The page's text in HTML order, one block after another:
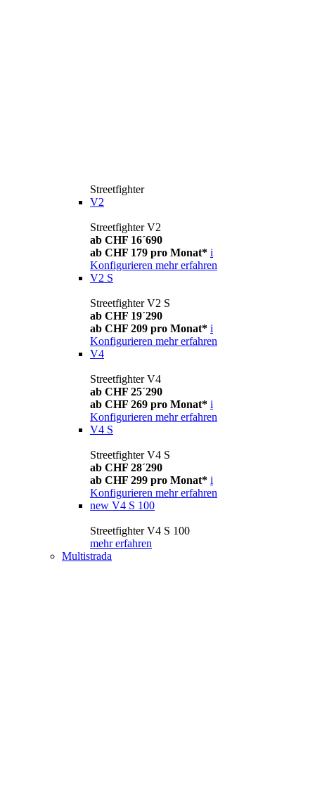
Streetfighter
V2
Streetfighter V2
ab CHF 16´690
ab CHF 179 pro Monat* i
Konfigurieren mehr erfahren
V2 S
Streetfighter V2 S
ab CHF 19´290
ab CHF 209 pro Monat* i
Konfigurieren mehr erfahren
V4
Streetfighter V4
ab CHF 25´290
ab CHF 269 pro Monat* i
Konfigurieren mehr erfahren
V4 S
Streetfighter V4 S
ab CHF 28´290
ab CHF 299 pro Monat* i
Konfigurieren mehr erfahren
new V4 S 100
Streetfighter V4 S 100
mehr erfahren
Multistrada